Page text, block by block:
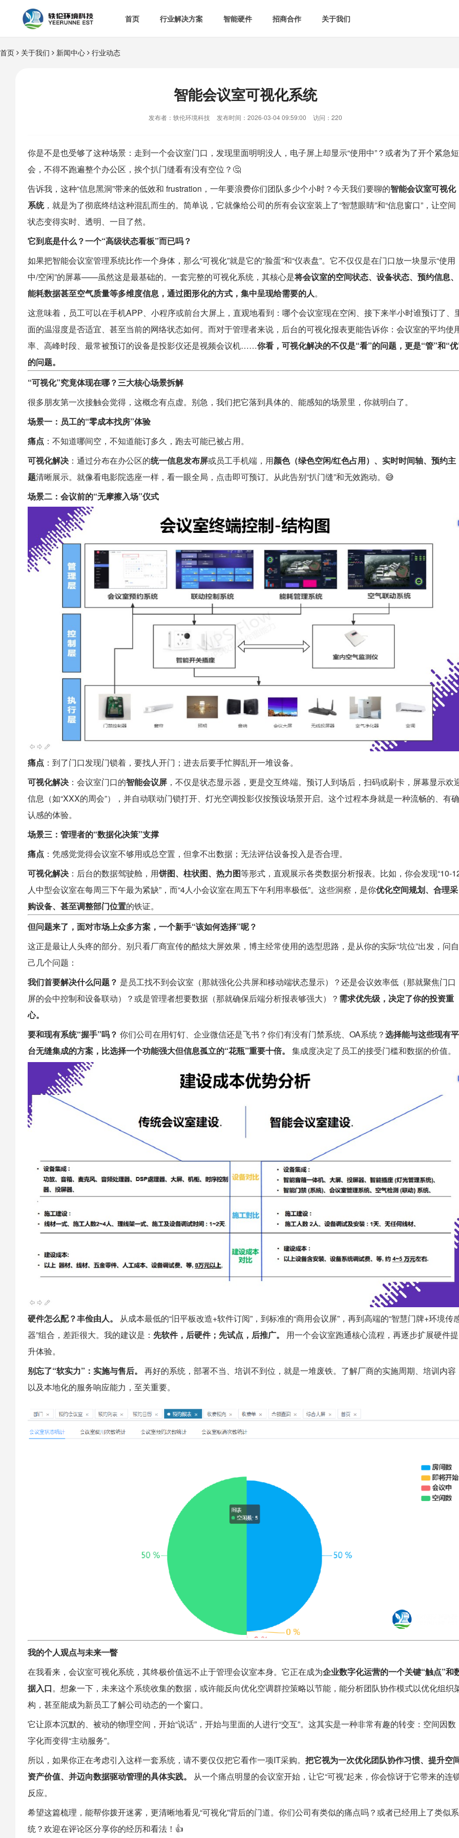
首页 行业解决方案
 空气监测方案 
热门解决方案  智慧场景建设
智能硬件

 多媒体&信息化
[list:subtitle]
招商合作 关于我们
首页 关于我们 新闻中心 行业动态
智能会议室可视化系统
发布者：轶伦环境科技 发布时间：2026-03-04 09:59:00 访问：220
你是不是也受够了这种场景：走到一个会议室门口，发现里面明明没人，电子屏上却显示“使用中”？或者为了开个紧急短
会，不得不跑遍整个办公区，挨个扒门缝看有没有空位？🤔
告诉我，这种“信息黑洞”带来的低效和 frustration，一年要浪费你们团队多少个小时？今天我们要聊的智能会议室可视化
系统，就是为了彻底终结这种混乱而生的。简单说，它就像给公司的所有会议室装上了“智慧眼睛”和“信息窗口”，让空间
状态变得实时、透明、一目了然。
它到底是什么？一个“高级状态看板”而已吗？
如果把智能会议室管理系统比作一个身体，那么“可视化”就是它的“脸蛋”和“仪表盘”。它不仅仅是在门口放一块显示“使用
中/空闲”的屏幕——虽然这是最基础的。一套完整的可视化系统，其核心是将会议室的空间状态、设备状态、预约信息、
能耗数据甚至空气质量等多维度信息，通过图形化的方式，集中呈现给需要的人。
这意味着，员工可以在手机APP、小程序或前台大屏上，直观地看到：哪个会议室现在空闲、接下来半小时谁预订了、
面的温湿度是否适宜、甚至当前的网络状态如何。而对于管理者来说，后台的可视化报表更能告诉你：会议室的平均使
率、高峰时段、最常被预订的设备是投影仪还是视频会议机……你看，可视化解决的不仅是“看”的问题，更是“管”和“
的问题。
“可视化”究竟体现在哪？三大核心场景拆解
很多朋友第一次接触会觉得，这概念有点虚。别急，我们把它落到具体的、能感知的场景里，你就明白了。
场景一：员工的“零成本找房”体验
痛点 ：不知道哪间空，不知道能订多久，跑去可能已被占用。
可视化解决 ：通过分布在办公区的统一信息发布屏或员工手机端，用颜色（绿色空闲/红色占用）、实时时间轴、预约主
题清晰展示。就像看电影院选座一样，看一眼全局，点击即可预订。从此告别“扒门缝”和无效跑动。😅
场景二：会议前的“无摩擦入场”仪式
痛点 ：到了门口发现门锁着，要找人开门；进去后要手忙脚乱开一堆设备。
可视化解决 ：会议室门口的智能会议屏 ，不仅是状态显示器，更是交互终端。预订人到场后，扫码或刷卡，屏幕显示欢
信息（如“XXX的周会”），并自动联动门锁打开、灯光空调投影仪按预设场景开启。这个过程本身就是一种流畅的、有确
认感的体验。
场景三：管理者的“数据化决策”支撑
痛点 ：凭感觉觉得会议室不够用或总空置，但拿不出数据；无法评估设备投入是否合理。
可视化解决 ：后台的数据驾驶舱，用饼图、柱状图、热力图等形式，直观展示各类数据分析报表。比如，你会发现“10-
人中型会议室在每周三下午最为紧缺”，而“4人小会议室在周五下午利用率极低”。这些洞察，是你优化空间规划、合理采
购设备、甚至调整部门位置的铁证。
但问题来了，面对市场上众多方案，一个新手“该如何选择”呢？
这正是最让人头疼的部分。别只看厂商宣传的酷炫大屏效果，博主经常使用的选型思路，是从你的实际“坑位”出发，问自
己几个问题：
我们首要解决什么问题？ 是员工找不到会议室（那就强化公共屏和移动端状态显示）？还是会议效率低（那就聚焦门口
屏的会中控制和设备联动）？或是管理者想要数据（那就确保后端分析报表够强大）？ 需求优先级，决定了你的投资重
心。
要和现有系统“握手”吗？ 你们公司在用钉钉、企业微信还是飞书？你们有没有门禁系统、OA系统？选择能与这些现有平
台无缝集成的方案，比选择一个功能强大但信息孤立的“花瓶”重要十倍。
集成度决定了员工的接受门槛和数据的价值。
硬件怎么配？丰俭由人。
从成本最低的“旧平板改造+软件订阅”，到标准的“商用会议屏”，再到高端的“智慧门牌+环境传
器”组合，差距很大。我的建议是： 先软件，后硬件；先试点，后推广。
用一个会议室跑通核心流程，再逐步扩展硬件提
升体验。
别忘了“软实力”：实施与售后。
再好的系统，部署不当、培训不到位，就是一堆废铁。了解厂商的实施周期、培训内容
以及本地化的服务响应能力，至关重要。
我的个人观点与未来一瞥
在我看来，会议室可视化系统，其终极价值远不止于管理会议室本身。它正在成为企业数字化运营的一个关键“触点”和
据入口。想象一下，未来这个系统收集的数据，或许能反向优化空调群控策略以节能，能分析团队协作模式以优化组织
构，甚至能成为新员工了解公司动态的一个窗口。
它让原本沉默的、被动的物理空间，开始“说话”，开始与里面的人进行“交互”。这其实是一种非常有趣的转变：空间因数
字化而变得“主动服务”。
所以，如果你正在考虑引入这样一套系统，请不要仅仅把它看作一项IT采购。 把它视为一次优化团队协作习惯、提升空
资产价值、并迈向数据驱动管理的具体实践。
从一个痛点明显的会议室开始，让它“可视”起来，你会惊讶于它带来的连
反应。
希望这篇梳理，能帮你拨开迷雾，更清晰地看见“可视化”背后的门道。你们公司有类似的痛点吗？或者已经用上了类似系
统？欢迎在评论区分享你的经历和看法！👍